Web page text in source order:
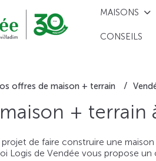
MAISONS
CONSEILS
offres de maison + terrain
+ terrain
de faire construire une
Logis de Vendée vous propose un